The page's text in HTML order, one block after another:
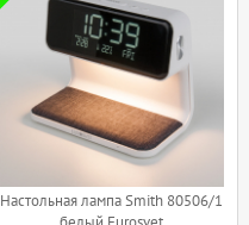
Настольная лампа Smith 80506/1